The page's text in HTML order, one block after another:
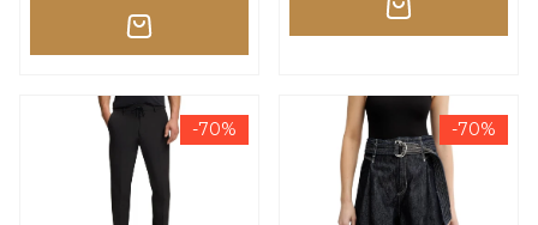
-70% -70%